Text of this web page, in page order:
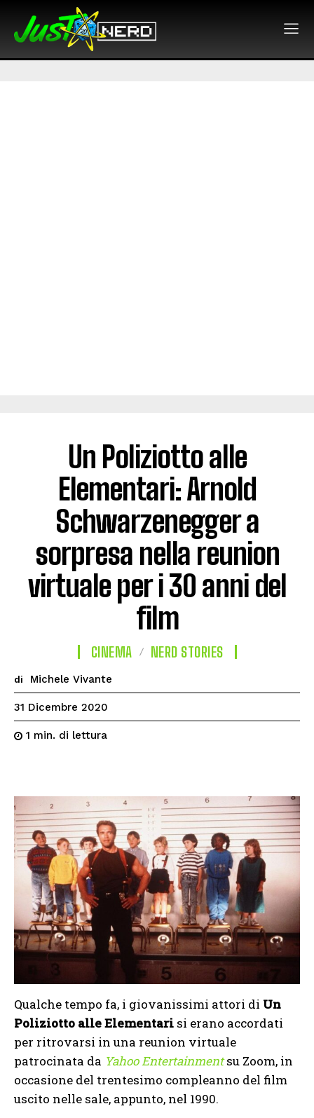
Un Poliziotto alle
Elementari: Arnold
Schwarzenegger a
sorpresa nella reunion
virtuale per i 30 anni del
film
CINEMA NERD STORIES
di Michele Vivante
31 Dicembre 2020
1 min. di lettura
Qualche tempo fa, i giovanissimi attori di Un
Poliziotto alle Elementari si erano accordati
per ritrovarsi in una reunion virtuale
patrocinata da Yahoo Entertainmentsu Zoom, in
occasione del trentesimo compleanno del film
uscito nelle sale, appunto, nel 1990.